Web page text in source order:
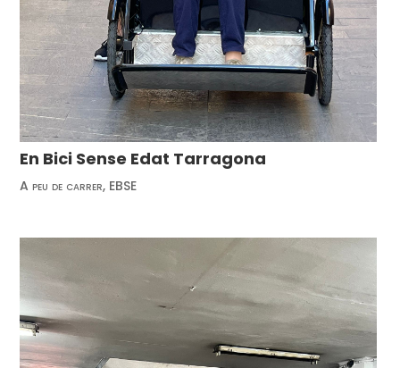
En Bici Sense Edat Tarragona
A peu de carrer, EBSE